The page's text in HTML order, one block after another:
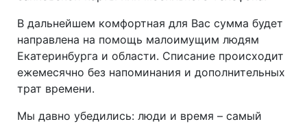
В дальнейшем комфортная для Вас сумма будет
направлена на помощь малоимущим людям
Екатеринбурга и области. Списание происходит
ежемесячно без напоминания и дополнительных
трат времени.
Мы давно убедились: люди и время – самый